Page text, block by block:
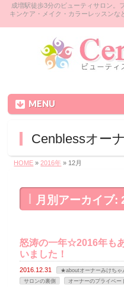
成増駅徒歩3分のビューティサロン。
キンケア・メイク・カラーレッスン
MENU
Cenblessオー
HOME »2016年 » 12月
月別アーカイブ:
怒涛の一年☆2016年も
いました！
2016.12.31 ★aboutオーナーみけちゃ
サロンの裏側
オーナーのプライベー